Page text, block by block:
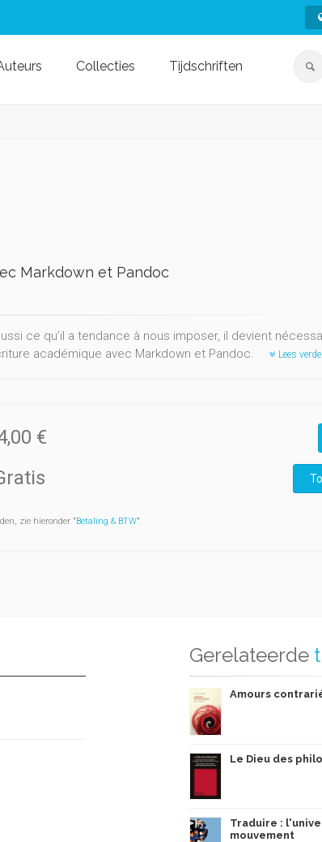
Collecties Tijdschriften
Markdown et Pandoc
ce qu’il a tendance à nous imposer, il devient
académique avec Markdown et Pandoc.
Lees
€
zie hieronder "Betaling & BTW".
Gerelateerde
Amours
Le Dieu des
Traduire :
mouvement